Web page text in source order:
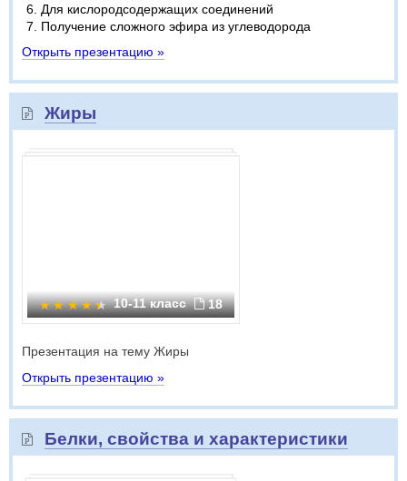
Для кислородсодержащих соединений
Получение сложного эфира из углеводорода
Открыть презентацию »
Жиры
10-11 класс 18
Презентация на тему Жиры
Открыть презентацию »
Белки, свойства и характеристики